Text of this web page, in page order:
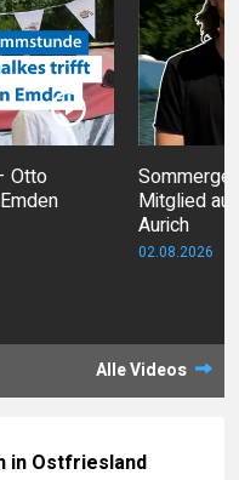
Otto
Mitglied
Aurich
02.08.2026
Alle Videos
in Ostfriesland